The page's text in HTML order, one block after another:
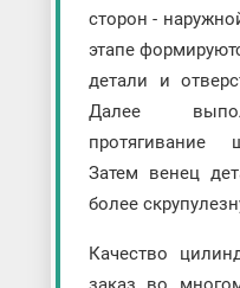
сторон -
этапе
детали и
Далее
протягивание
Затем венец
более
Качество